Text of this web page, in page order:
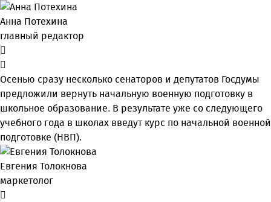
Анна Потехина
главный редактор
Осенью сразу несколько сенаторов и депутатов Госдумы
предложили вернуть начальную военную подготовку в
школьное образование. В результате уже со следующего
учебного года в школах введут курс по начальной военной
подготовке (НВП).
Евгения Толокнова
маркетолог